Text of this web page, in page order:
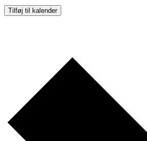
Tilføj til kalender